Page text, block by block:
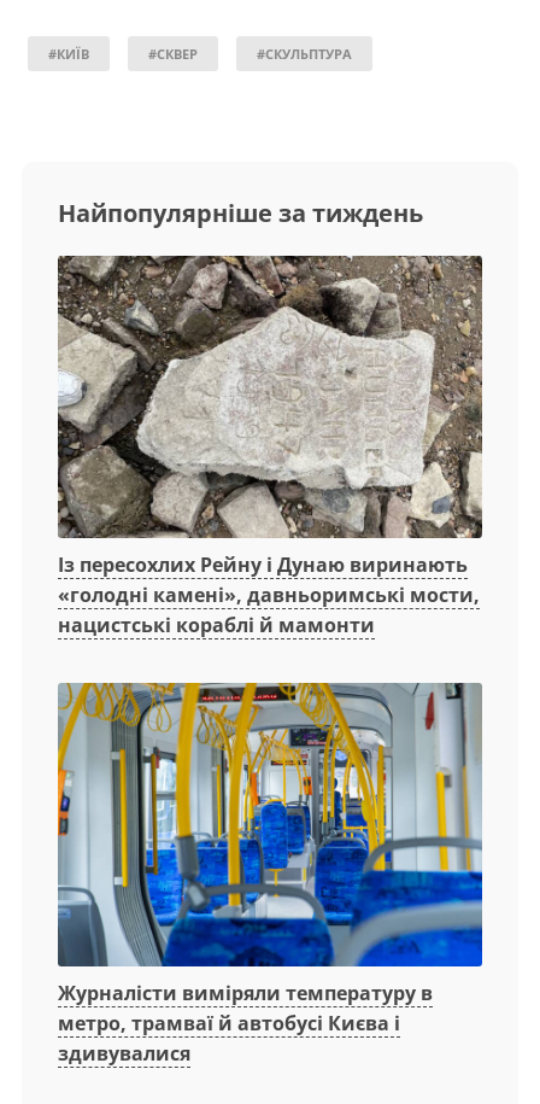
#КИЇВ #СКВЕР #СКУЛЬПТУРА
Найпопулярніше за тиждень
Із пересохлих Рейну і Дунаю виринають
«голодні камені», давньоримські мости,
нацистські кораблі й мамонти
Журналісти виміряли температуру в
метро, трамваї й автобусі Києва і
здивувалися